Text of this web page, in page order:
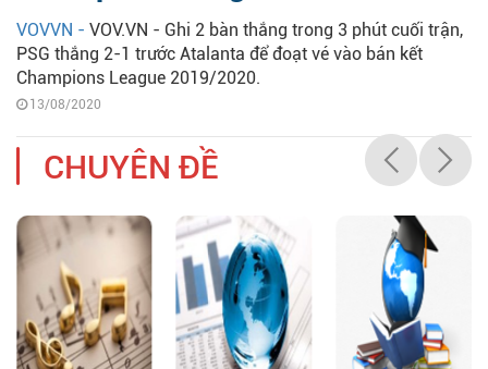
VOVVN - VOV.VN - Ghi 2 bàn thắng trong 3 phút cuối trận,
PSG thắng 2-1 trước Atalanta để đoạt vé vào bán kết
Champions League 2019/2020.
13/08/2020
CHUYÊN ĐỀ